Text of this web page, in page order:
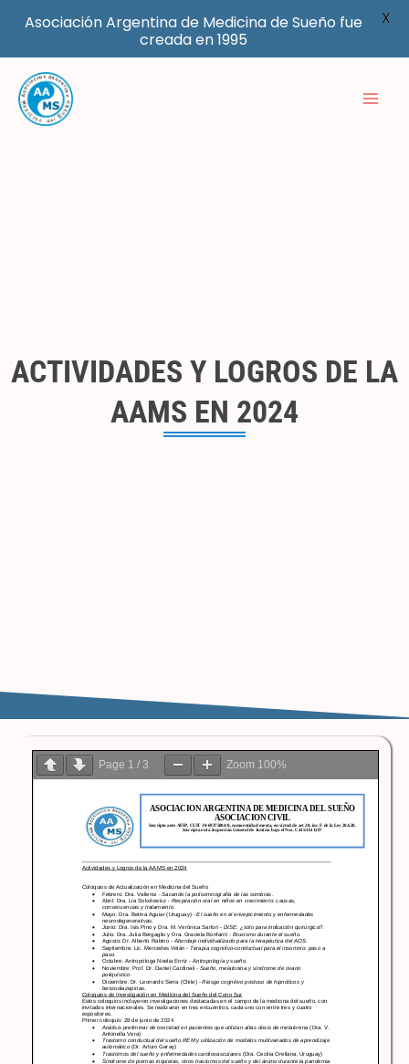
contenido
ACTIVIDADES Y LOGROS DE LA
AAMS EN 2024
Page 1 / 3 Zoom 100%
Asociación Argentina de Medicina de Sueño fue
creada en 1995
X